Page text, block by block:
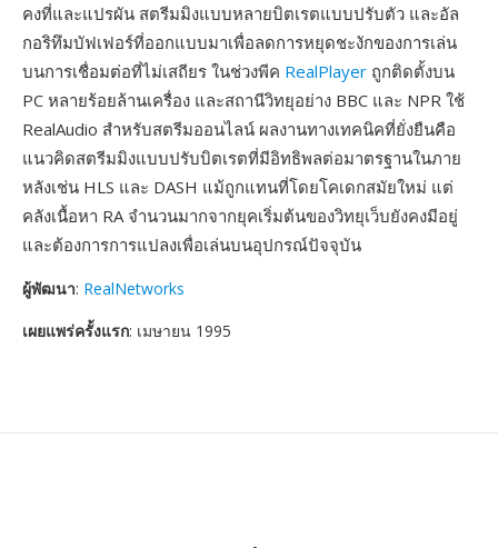
คงที่และแปรผัน สตรีมมิงแบบหลายบิตเรตแบบปรับตัว และอัล
กอริทึมบัฟเฟอร์ที่ออกแบบมาเพื่อลดการหยุดชะงักของการเล่น
บนการเชื่อมต่อที่ไม่เสถียร ในช่วงพีค RealPlayer ถูกติดตั้งบน
PC หลายร้อยล้านเครื่อง และสถานีวิทยุอย่าง BBC และ NPR ใช้
RealAudio สำหรับสตรีมออนไลน์ ผลงานทางเทคนิคที่ยั่งยืนคือ
แนวคิดสตรีมมิงแบบปรับบิตเรตที่มีอิทธิพลต่อมาตรฐานในภาย
หลังเช่น HLS และ DASH แม้ถูกแทนที่โดยโคเดกสมัยใหม่ แต่
คลังเนื้อหา RA จำนวนมากจากยุคเริ่มต้นของวิทยุเว็บยังคงมีอยู่
และต้องการการแปลงเพื่อเล่นบนอุปกรณ์ปัจจุบัน
ผู้พัฒนา: RealNetworks
เผยแพร่ครั้งแรก: เมษายน 1995